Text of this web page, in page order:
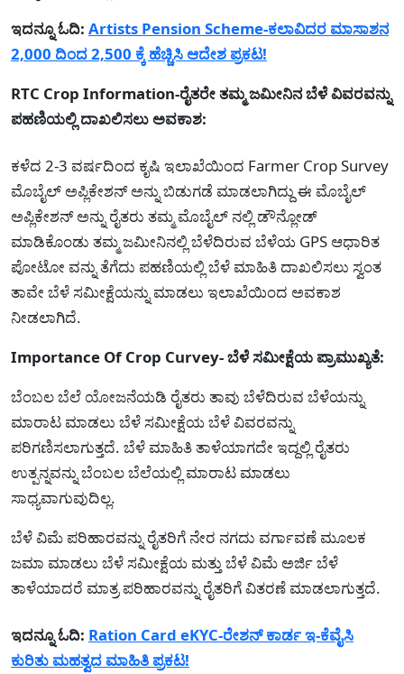
ಇದನ್ನೂ ಓದಿ: Artists Pension Scheme-ಕಲಾವಿದರ ಮಾಸಾಶನ
2,000 ದಿಂದ 2,500 ಕ್ಕೆ ಹೆಚ್ಚಿಸಿ ಆದೇಶ ಪ್ರಕಟ!
RTC Crop Information-ರೈತರೇ ತಮ್ಮ ಜಮೀನಿನ ಬೆಳೆ ವಿವರವನ್ನು
ಪಹಣಿಯಲ್ಲಿ ದಾಖಲಿಸಲು ಅವಕಾಶ:
ಕಳೆದ 2-3 ವರ್ಷದಿಂದ ಕೃಷಿ ಇಲಾಖೆಯಿಂದ Farmer Crop Survey
ಮೊಬೈಲ್ ಅಪ್ಲಿಕೇಶನ್ ಅನ್ನು ಬಿಡುಗಡೆ ಮಾಡಲಾಗಿದ್ದು ಈ ಮೊಬೈಲ್
ಅಪ್ಲಿಕೇಶನ್ ಅನ್ನು ರೈತರು ತಮ್ಮ ಮೊಬೈಲ್ ನಲ್ಲಿ ಡೌನ್ಲೋಡ್
ಮಾಡಿಕೊಂಡು ತಮ್ಮ ಜಮೀನಿನಲ್ಲಿ ಬೆಳೆದಿರುವ ಬೆಳೆಯ GPS ಆಧಾರಿತ
ಪೋಟೋ ವನ್ನು ತೆಗೆದು ಪಹಣಿಯಲ್ಲಿ ಬೆಳೆ ಮಾಹಿತಿ ದಾಖಲಿಸಲು ಸ್ವಂತ
ತಾವೇ ಬೆಳೆ ಸಮೀಕ್ಷೆಯನ್ನು ಮಾಡಲು ಇಲಾಖೆಯಿಂದ ಅವಕಾಶ
ನೀಡಲಾಗಿದೆ.
Importance Of Crop Curvey- ಬೆಳೆ ಸಮೀಕ್ಷೆಯ ಪ್ರಾಮುಖ್ಯತೆ:
ಬೆಂಬಲ ಬೆಲೆ ಯೋಜನೆಯಡಿ ರೈತರು ತಾವು ಬೆಳೆದಿರುವ ಬೆಳೆಯನ್ನು
ಮಾರಾಟ ಮಾಡಲು ಬೆಳೆ ಸಮೀಕ್ಷೆಯ ಬೆಳೆ ವಿವರವನ್ನು
ಪರಿಗಣಿಸಲಾಗುತ್ತದೆ. ಬೆಳೆ ಮಾಹಿತಿ ತಾಳೆಯಾಗದೇ ಇದ್ದಲ್ಲಿ ರೈತರು
ಉತ್ಪನ್ನವನ್ನು ಬೆಂಬಲ ಬೆಲೆಯಲ್ಲಿ ಮಾರಾಟ ಮಾಡಲು
ಸಾಧ್ಯವಾಗುವುದಿಲ್ಲ.
ಬೆಳೆ ವಿಮೆ ಪರಿಹಾರವನ್ನು ರೈತರಿಗೆ ನೇರ ನಗದು ವರ್ಗಾವಣೆ ಮೂಲಕ
ಜಮಾ ಮಾಡಲು ಬೆಳೆ ಸಮೀಕ್ಷೆಯ ಮತ್ತು ಬೆಳೆ ವಿಮೆ ಅರ್ಜಿ ಬೆಳೆ
ತಾಳೆಯಾದರೆ ಮಾತ್ರ ಪರಿಹಾರವನ್ನು ರೈತರಿಗೆ ವಿತರಣೆ ಮಾಡಲಾಗುತ್ತದೆ.
ಇದನ್ನೂ ಓದಿ: Ration Card eKYC-ರೇಶನ್ ಕಾರ್ಡ ಇ-ಕೆವೈಸಿ
ಕುರಿತು ಮಹತ್ವದ ಮಾಹಿತಿ ಪ್ರಕಟ!